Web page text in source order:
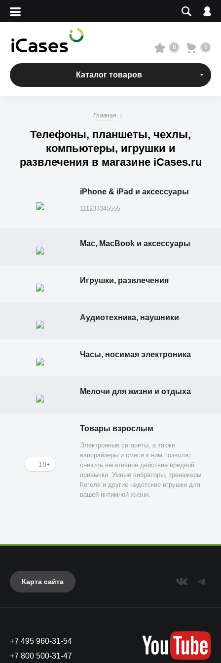
Вход
Сервисный центр
О магазине
+7 800 500-31-47
0 0
Каталог товаров
Главная
Телефоны, планшеты, чехлы,
компьютеры, игрушки и
развлечения в магазине iCases.ru
iPhone & iPad и аксессуары
111233345555
Mac, MacBook и аксессуары
Игрушки, развлечения
Аудиотехника, наушники
Часы, носимая электроника
Мелочи для жизни и отдыха
18+
Товары взрослым
Электронные сигареты, а также
вапорайзеры и смеси к ним позволят
снизить негативное действие вредной
привычки. Умные вибраторы, тренажеры
Кегеля и другие недетские игрушки для
вашей интимной жизни.
Карта сайта
+7 495 960-31-54
+7 800 500-31-47